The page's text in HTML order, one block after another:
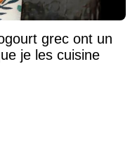
grec ont un
je les cuisine